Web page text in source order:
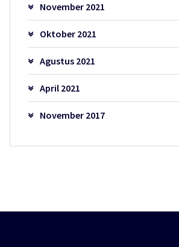
November 2021
Oktober 2021
Agustus 2021
April 2021
November 2017